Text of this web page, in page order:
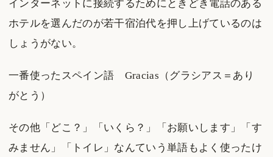
インターネットに接続するためにときどき電話のある
ホテルを選んだのが若干宿泊代を押し上げているのは
しょうがない。
一番使ったスペイン語 Gracias（グラシアス＝あり
がとう）
その他「どこ？」「いくら？」「お願いします」「す
みません」「トイレ」なんていう単語もよく使ったけ